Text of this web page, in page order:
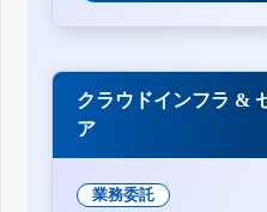
クラウドインフラ &
ア
業務委託